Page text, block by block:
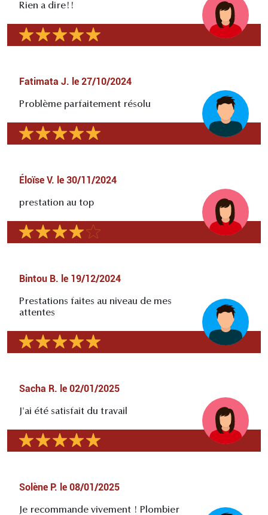
Rien a dire!!
Fatimata J. le 27/10/2024
Problème parfaitement résolu
Éloïse V. le 30/11/2024
prestation au top
Bintou B. le 19/12/2024
Prestations faites au niveau de mes
attentes
Sacha R. le 02/01/2025
J'ai été satisfait du travail
Solène P. le 08/01/2025
Je recommande vivement ! Plombier